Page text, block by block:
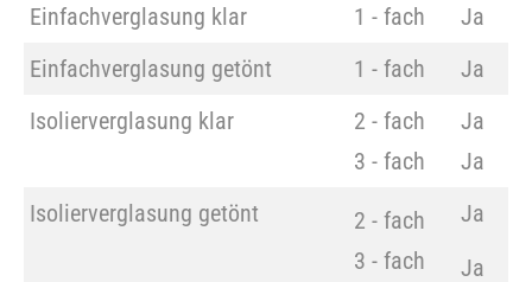
Einfachverglasung klar 1 - fach
Ja
Einfachverglasung getönt
1 - fach
Ja
Isolierverglasung klar
2 - fach
3 - fach
Ja
Ja
Isolierverglasung getönt
2 - fach
3 - fach
Ja
Ja